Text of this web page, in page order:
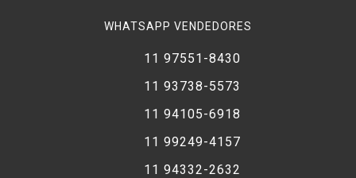
WHATSAPP VENDEDORES
11 97551-8430
11 93738-5573
11 94105-6918
11 99249-4157
11 94332-2632